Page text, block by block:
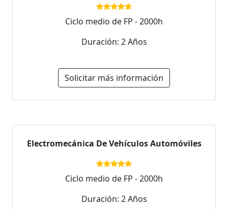
Ciclo medio de FP - 2000h
Duración: 2 Años
Solicitar más información
Electromecánica De Vehículos Automóviles
Ciclo medio de FP - 2000h
Duración: 2 Años